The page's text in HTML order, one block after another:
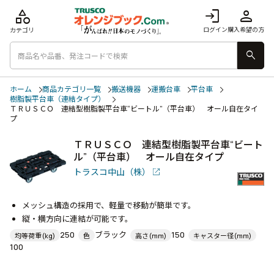
login
ログイン
person
購入希望の方
category
カテゴリ
search
ホーム 商品カテゴリ一覧 搬送機器 運搬台車
平台車
樹脂製平台車（連結タイプ）
ＴＲＵＳＣＯ 連結型樹脂製平台車“ビートル”（平台車） オール自在タイ
プ
ＴＲＵＳＣＯ 連結型樹脂製平台車“ビート
ル”（平台車） オール自在タイプ
トラスコ中山（株）
メッシュ構造の採用で、軽量で移動が簡単です。
縦・横方向に連結が可能です。
均等荷重(kg) 250 色 ブラック 高さ(mm) 150 キャスター径(mm)
100